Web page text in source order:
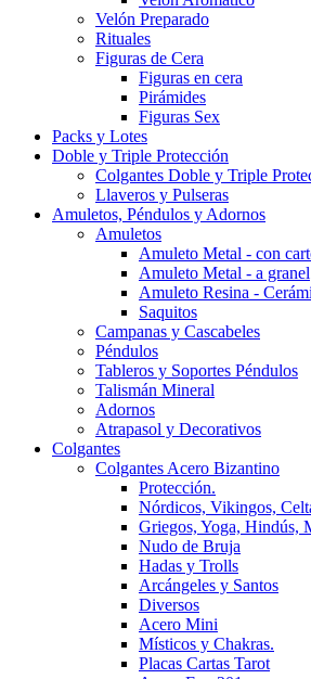
Velón Preparado
Rituales
Figuras de Cera
Figuras en cera
Pirámides
Figuras Sex
Packs y Lotes
Doble y Triple Protección
Colgantes Doble y Triple
Llaveros y Pulseras
Amuletos, Péndulos y Adornos
Amuletos
Amuleto Metal - con
Amuleto Metal - a granel
Amuleto Resina -
Saquitos
Campanas y Cascabeles
Péndulos
Tableros y Soportes Péndulos
Talismán Mineral
Adornos
Atrapasol y Decorativos
Colgantes
Colgantes Acero Bizantino
Protección.
Nórdicos, Vikingos,
Griegos, Yoga, Hindús,
Nudo de Bruja
Hadas y Trolls
Arcángeles y Santos
Diversos
Acero Mini
Místicos y Chakras.
Placas Cartas Tarot